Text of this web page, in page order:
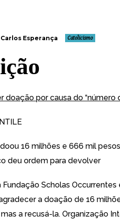
Esperança Catolicismo
doação por causa do “número
16 milhões e 666 mil
deu ordem para devolver
Fundação Scholas
a doação de 16
a recusá-la. Organização